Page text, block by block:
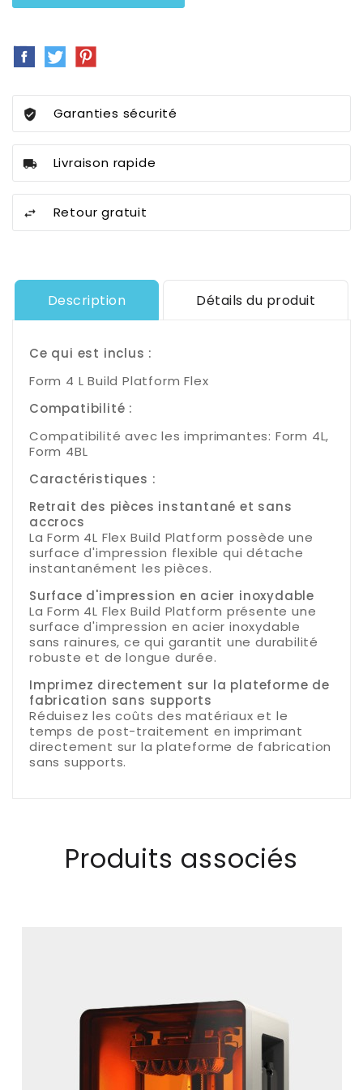
Partager
Tweet
Garanties sécurité
Livraison rapide
Retour gratuit
Description Détails du produit
Ce qui est inclus :
Form 4 L Build Platform Flex
Compatibilité :
Compatibilité avec les imprimantes: Form 4L,
Form 4BL
Caractéristiques :
Retrait des pièces instantané et sans
accrocs
La Form 4L Flex Build Platform possède une
surface d'impression flexible qui détache
instantanément les pièces.
Surface d'impression en acier inoxydable
La Form 4L Flex Build Platform présente une
surface d'impression en acier inoxydable
sans rainures, ce qui garantit une durabilité
robuste et de longue durée.
Imprimez directement sur la plateforme de
fabrication sans supports
Réduisez les coûts des matériaux et le
temps de post-traitement en imprimant
directement sur la plateforme de fabrication
sans supports.
Produits associés